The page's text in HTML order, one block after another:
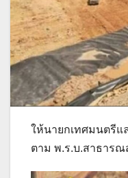
ให้นายกเทศมนตรีแ
ตาม พ.ร.บ.สาธารณ